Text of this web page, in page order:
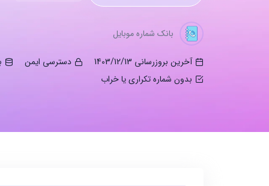
بانک شماره موبایل
آخرین بروزرسانی 1403/12/13 دسترسی ایمن
بدون شماره تکراری یا خراب